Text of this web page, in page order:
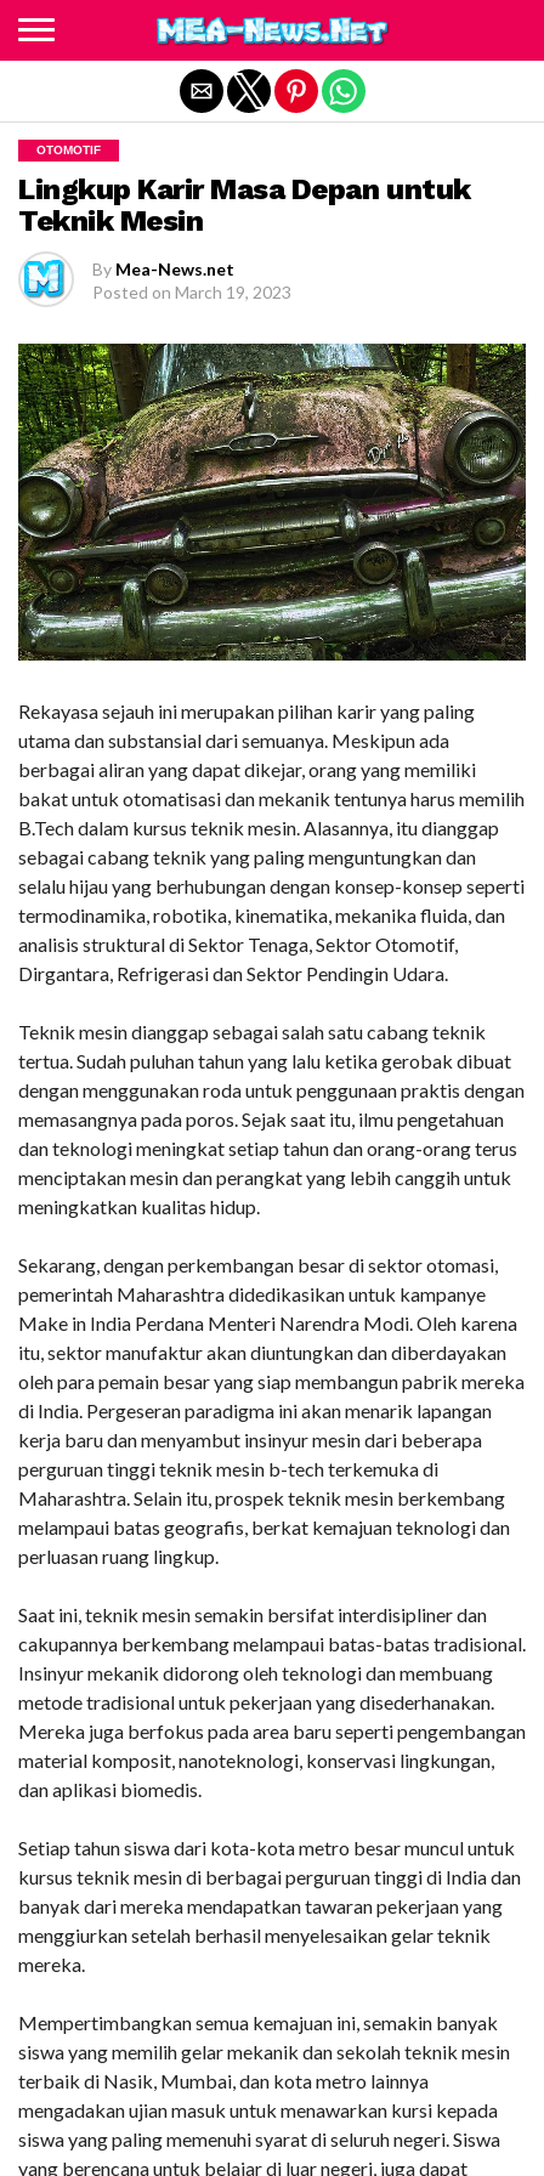
OTOMOTIF
Lingkup Karir Masa Depan untuk
Teknik Mesin
By Mea-News.net
Posted on March 19, 2023
Rekayasa sejauh ini merupakan pilihan karir yang paling
utama dan substansial dari semuanya. Meskipun ada
berbagai aliran yang dapat dikejar, orang yang memiliki
bakat untuk otomatisasi dan mekanik tentunya harus memilih
B.Tech dalam kursus teknik mesin. Alasannya, itu dianggap
sebagai cabang teknik yang paling menguntungkan dan
selalu hijau yang berhubungan dengan konsep-konsep seperti
termodinamika, robotika, kinematika, mekanika fluida, dan
analisis struktural di Sektor Tenaga, Sektor Otomotif,
Dirgantara, Refrigerasi dan Sektor Pendingin Udara.
Teknik mesin dianggap sebagai salah satu cabang teknik
tertua. Sudah puluhan tahun yang lalu ketika gerobak dibuat
dengan menggunakan roda untuk penggunaan praktis dengan
memasangnya pada poros. Sejak saat itu, ilmu pengetahuan
dan teknologi meningkat setiap tahun dan orang-orang terus
menciptakan mesin dan perangkat yang lebih canggih untuk
meningkatkan kualitas hidup.
Sekarang, dengan perkembangan besar di sektor otomasi,
pemerintah Maharashtra didedikasikan untuk kampanye
Make in India Perdana Menteri Narendra Modi. Oleh karena
itu, sektor manufaktur akan diuntungkan dan diberdayakan
oleh para pemain besar yang siap membangun pabrik mereka
di India. Pergeseran paradigma ini akan menarik lapangan
kerja baru dan menyambut insinyur mesin dari beberapa
perguruan tinggi teknik mesin b-tech terkemuka di
Maharashtra. Selain itu, prospek teknik mesin berkembang
melampaui batas geografis, berkat kemajuan teknologi dan
perluasan ruang lingkup.
Saat ini, teknik mesin semakin bersifat interdisipliner dan
cakupannya berkembang melampaui batas-batas tradisional.
Insinyur mekanik didorong oleh teknologi dan membuang
metode tradisional untuk pekerjaan yang disederhanakan.
Mereka juga berfokus pada area baru seperti pengembangan
material komposit, nanoteknologi, konservasi lingkungan,
dan aplikasi biomedis.
Setiap tahun siswa dari kota-kota metro besar muncul untuk
kursus teknik mesin di berbagai perguruan tinggi di India dan
banyak dari mereka mendapatkan tawaran pekerjaan yang
menggiurkan setelah berhasil menyelesaikan gelar teknik
mereka.
Mempertimbangkan semua kemajuan ini, semakin banyak
siswa yang memilih gelar mekanik dan sekolah teknik mesin
terbaik di Nasik, Mumbai, dan kota metro lainnya
mengadakan ujian masuk untuk menawarkan kursi kepada
siswa yang paling memenuhi syarat di seluruh negeri. Siswa
yang berencana untuk belajar di luar negeri, juga dapat
Exit mobile version